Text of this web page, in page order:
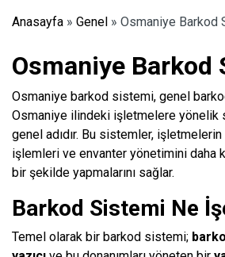
Anasayfa » Genel » Osmaniye Barkod
Osmaniye Barkod
Osmaniye barkod sistemi, genel
Osmaniye ilindeki işletmelere yönelik
genel adıdır. Bu sistemler, işletmelerin
işlemleri ve envanter yönetimini daha
bir şekilde yapmalarını sağlar.
Barkod Sistemi Ne
Temel olarak bir barkod sistemi;